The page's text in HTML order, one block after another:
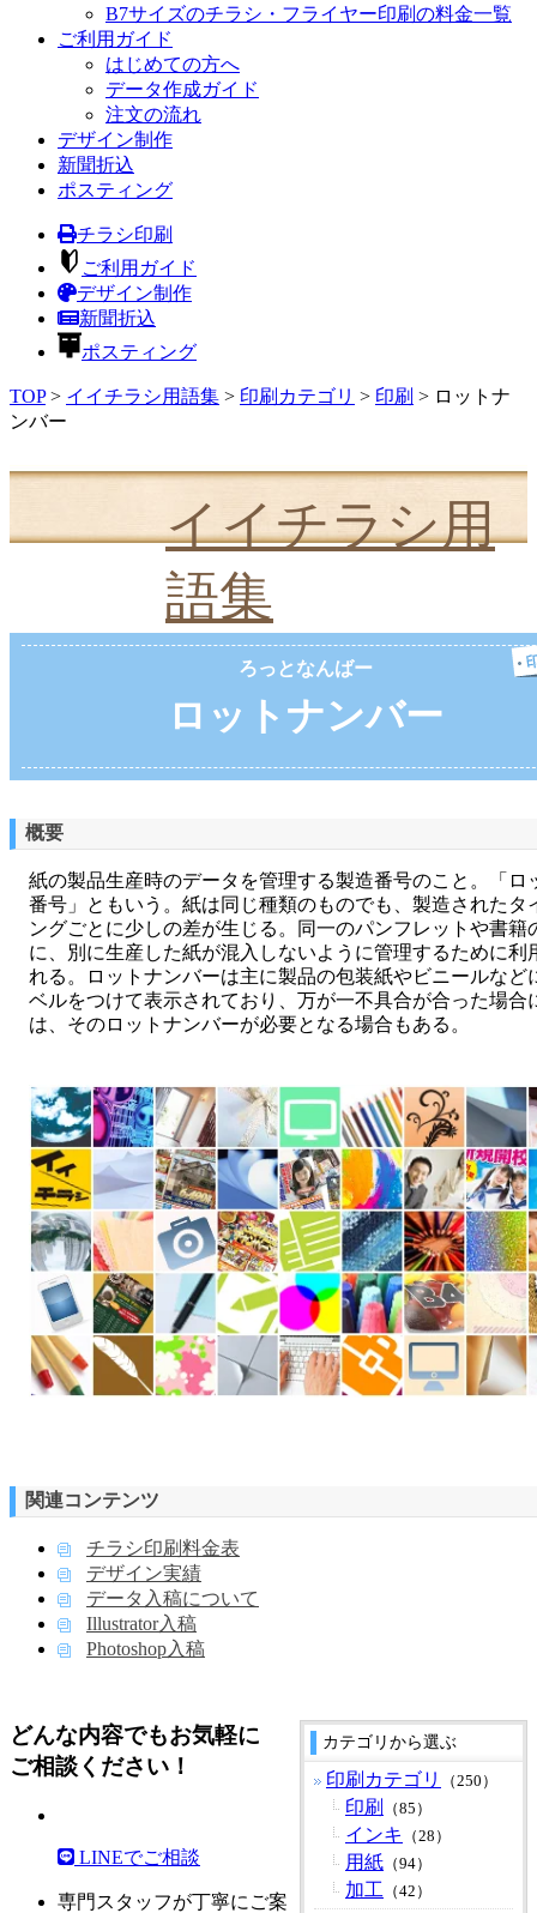
B7サイズのチラシ・フライヤー印刷の料金一覧
ご利用ガイド
はじめての方へ
データ作成ガイド
注文の流れ
デザイン制作
新聞折込
ポスティング
チラシ印刷
ご利用ガイド
デザイン制作
新聞折込
ポスティング
TOP> イイチラシ用語集 > 印刷カテゴリ > 印刷 > ロットナ
ンバー
イイチラシ用
語集
ろっとなんばー
ロットナンバー
概要
紙の製品生産時のデータを管理する製造番号のこと。「ロ
番号」ともいう。紙は同じ種類のものでも、製造されたタ
ングごとに少しの差が生じる。同一のパンフレットや書籍
に、別に生産した紙が混入しないように管理するために利
れる。ロットナンバーは主に製品の包装紙やビニールなど
ベルをつけて表示されており、万が一不具合が合った場合
は、そのロットナンバーが必要となる場合もある。
関連コンテンツ
チラシ印刷料金表
デザイン実績
データ入稿について
Illustrator入稿
Photoshop入稿
カテゴリから選ぶ
印刷カテゴリ （250）
印刷 （85）
インキ （28）
用紙 （94）
加工 （42）
どんな内容でもお気軽に
ご相談ください！
LINEでご相談
専門スタッフが丁寧にご案